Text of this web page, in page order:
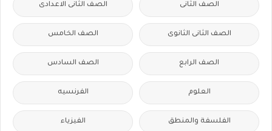
الصف الثانى الصف الثانى الاعدادى
الصف الثانى الثانوى الصف الخامس
الصف الرابع الصف السادس
العلوم الفرنسيه
الفلسفة والمنطق الفيزياء